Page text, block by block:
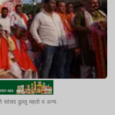
सांसद ढुल्लू महतो व अन्य.